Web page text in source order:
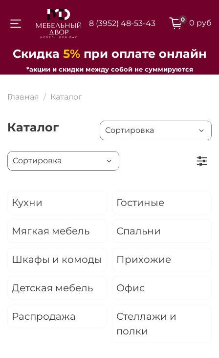
8 (3952) 48-53-43 0 0 руб
Скидка 5%при оплате онлайн
*акции и скидки между собой не суммируются
Главная Каталог
Каталог
Кухни Гостиные
Мягкая мебель Спальни
Шкафы и комоды Прихожие
Детская мебель Офис
Распродажа
Стеллажи и
полки
Для клиентов всех банков
Разбейте
оплату на части
Оплачивайте сегодня только 25% картой
выбранный способом
Оставшиеся
% будут
с вашей карты